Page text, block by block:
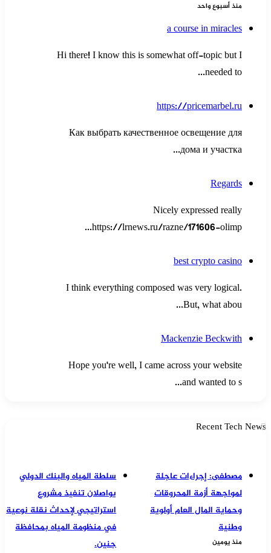
منذ أسبوع واحد
a course in miracles
Hi there! I know this is somewhat off-topic but I
needed to...
https://pricemarbel.ru
Как выбрать качественное освещение для
дома и участка...
Regards
Nicely expressed really
https://lrnews.ru/razne/171606-olimp...
best crypto casino
I think everything composed was very logical.
But, what abou...
Mackenzie Beckwith
Hope you're well, I came across your website
and wanted to s...
Recent Tech News
سلطة المياه والبنك الدولي
يواصلان تنفيذ مشروع
استراتيجي لإحداث نقلة نوعية
في منظومة المياه بمحافظة
جنين.
مصطفى: إجراءات عاجلة
لمواجهة أزمة المحروقات
وحماية المال العام أولوية
وطنية
منذ يومين